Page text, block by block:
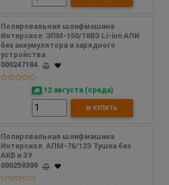
Полировальная шлифмашина
Интерскол  ЭПМ-150/18ВЭ Li-ion АПИ
без аккумулятора и зарядного
устройства
000247184
12 августа (среда)
КУПИТЬ
Полировальная шлифмашина
Интерскол  АПМ-76/12Э Тушка без
АКБ и ЗУ
000259309